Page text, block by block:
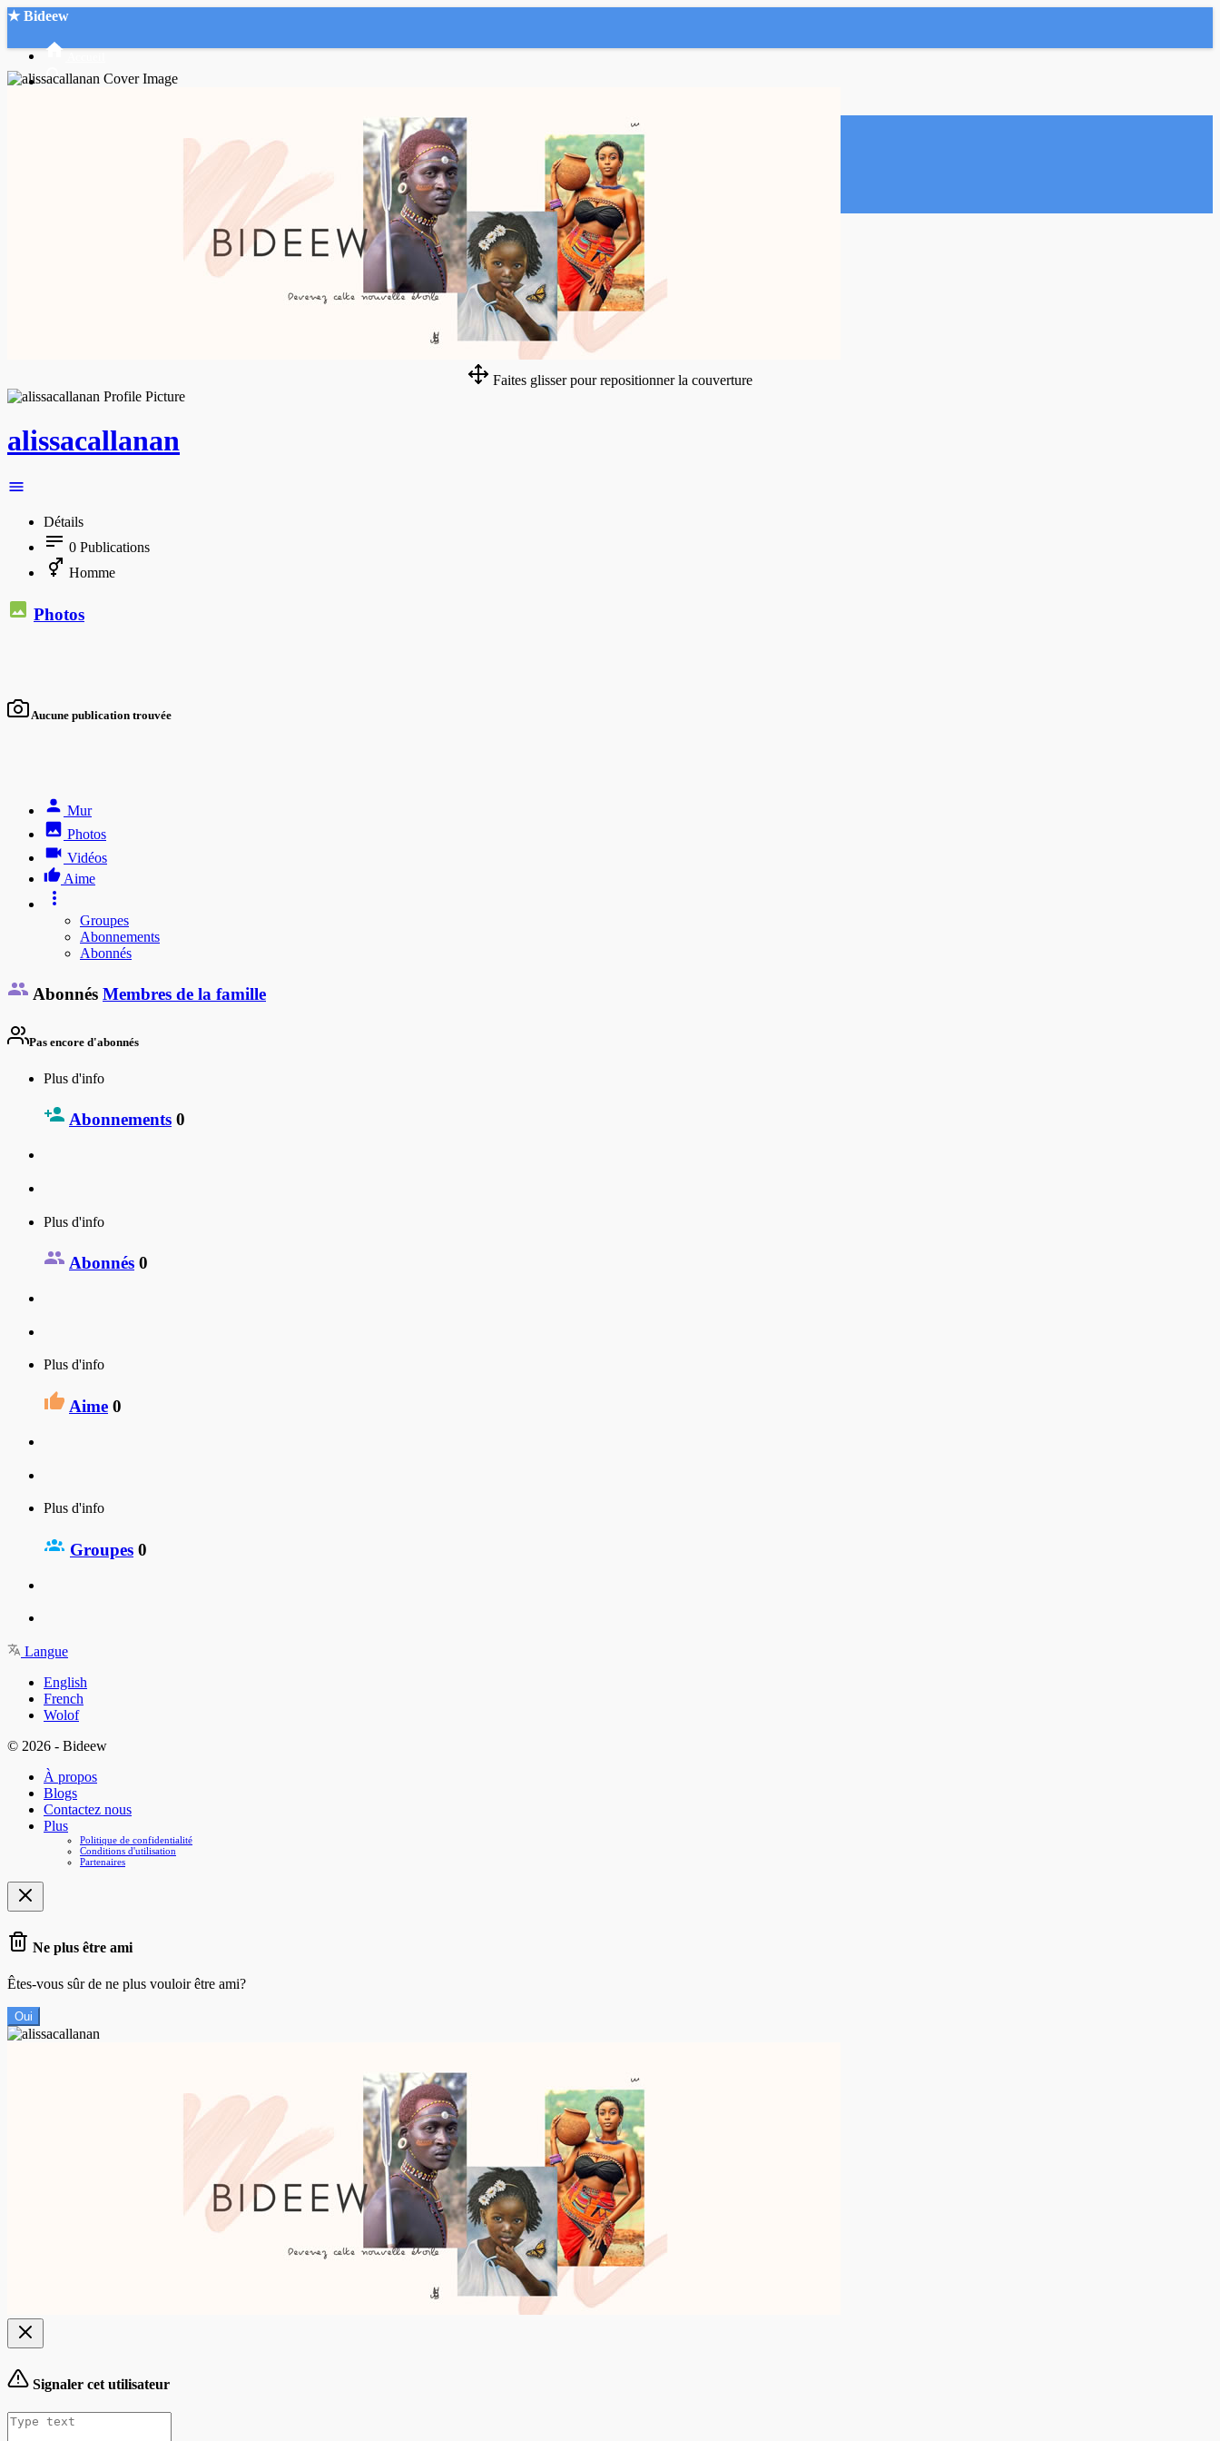
★ Bideew
Faites glisser pour repositionner la couverture
alissacallanan
Détails
0 Publications
Homme
Photos
Aucune publication trouvée
Mur
Photos
Vidéos
Aime
Groupes
Abonnements
Abonnés
Abonnés Membres de la famille
Pas encore d'abonnés
Plus d'info
Abonnements 0
Plus d'info
Abonnés 0
Plus d'info
Aime 0
Plus d'info
Groupes 0
Langue
English
French
Wolof
© 2026 - Bideew
À propos
Blogs
Contactez nous
Plus
Politique de confidentialité
Conditions d'utilisation
Partenaires
Ne plus être ami
Êtes-vous sûr de ne plus vouloir être ami?
Oui
Signaler cet utilisateur